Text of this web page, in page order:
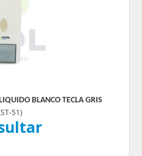
BLANCO TECLA GRIS
51)